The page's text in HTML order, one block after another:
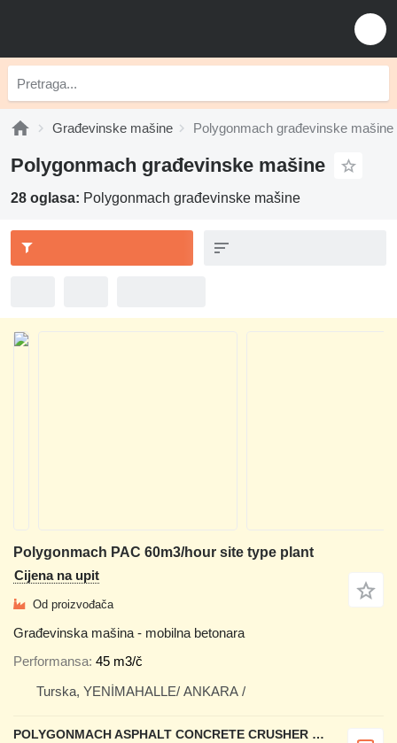
Građevinske mašine Polygonmach građevinske mašine
Polygonmach građevinske mašine
28 oglasa: Polygonmach građevinske mašine
Polygonmach PAC 60m3/hour site type plant
Cijena na upit
Od proizvođača
Građevinska mašina - mobilna betonara
Performansa 45 m3/č
Turska, YENİMAHALLE/ ANKARA /
POLYGONMACH ASPHALT CONCRETE CRUSHER SYSTEMS